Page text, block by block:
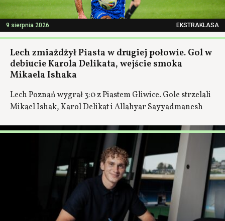
9 sierpnia 2026 EKSTRAKLASA
Lech zmiażdżył Piasta w drugiej połowie. Gol w
debiucie Karola Delikata, wejście smoka
Mikaela Ishaka
Lech Poznań wygrał 3:0 z Piastem Gliwice. Gole strzelali
Mikael Ishak, Karol Delikat i Allahyar Sayyadmanesh